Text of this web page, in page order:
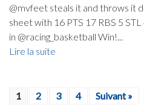
@mvfeet steals it and throws it
sheet with 16 PTS 17 RBS 5
in @racing_basketball Win!...
Lire la suite
1 2 3 4 Suivant »